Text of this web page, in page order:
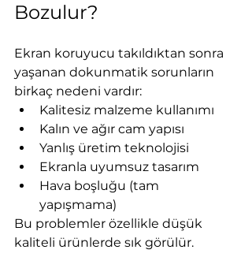
Bozulur?
Ekran koruyucu takıldıktan sonra
yaşanan dokunmatik sorunların
birkaç nedeni vardır:
Kalitesiz malzeme kullanımı
Kalın ve ağır cam yapısı
Yanlış üretim teknolojisi
Ekranla uyumsuz tasarım
Hava boşluğu (tam
yapışmama)
Bu problemler özellikle düşük
kaliteli ürünlerde sık görülür.